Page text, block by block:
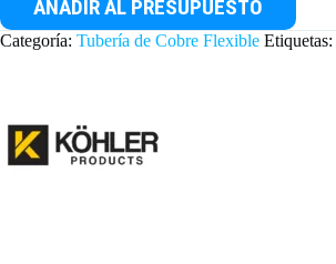
AÑADIR AL PRESUPUESTO
Categoría: Tubería de Cobre Flexible Etiquetas: